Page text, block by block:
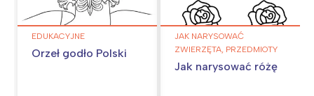
EDUKACYJNE
Orzeł godło Polski
JAK NARYSOWAĆ
ZWIERZĘTA, PRZEDMIOTY
Jak narysować różę